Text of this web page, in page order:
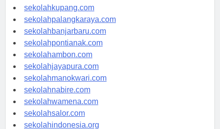
sekolahmanado.com
sekolahkupang.com
sekolahpalangkaraya.com
sekolahbanjarbaru.com
sekolahpontianak.com
sekolahambon.com
sekolahjayapura.com
sekolahmanokwari.com
sekolahnabire.com
sekolahwamena.com
sekolahsalor.com